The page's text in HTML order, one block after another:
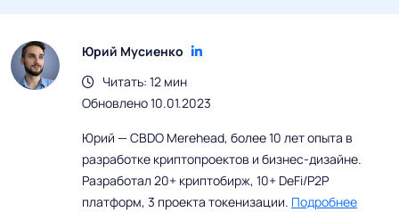
Юрий Мусиенко
Читать: 12 мин
Обновлено 10.01.2023
Юрий — CBDO Merehead, более 10 лет опыта в
разработке криптопроектов и бизнес-дизайне.
Разработал 20+ криптобирж, 10+ DeFi/P2P
платформ, 3 проекта токенизации. Подробнее